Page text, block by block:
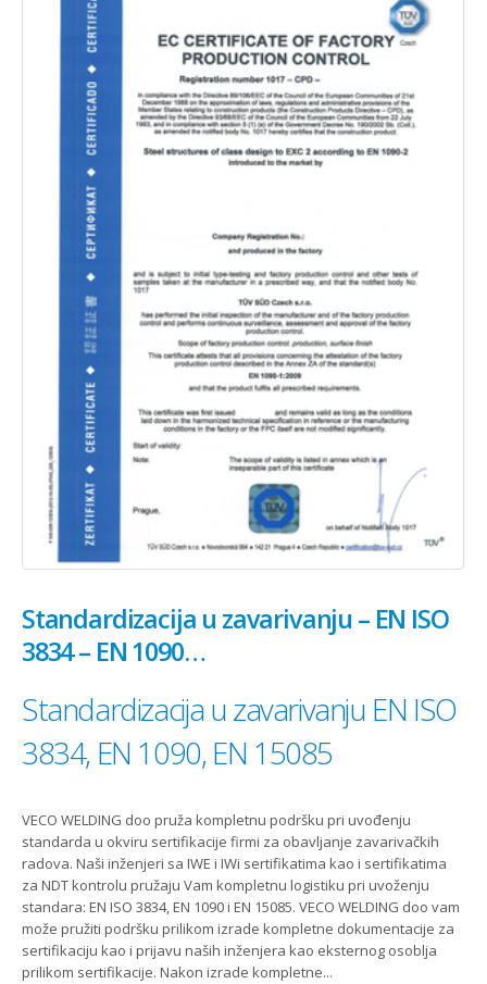
Standardizacija u zavarivanju – EN ISO
3834 – EN 1090…
Standardizacija u zavarivanju EN ISO
3834, EN 1090, EN 15085
VECO WELDING doo pruža kompletnu podršku pri uvođenju
standarda u okviru sertifikacije firmi za obavljanje zavarivačkih
radova. Naši inženjeri sa IWE i IWi sertifikatima kao i sertifikatima
za NDT kontrolu pružaju Vam kompletnu logistiku pri uvoženju
standara: EN ISO 3834, EN 1090 i EN 15085. VECO WELDING doo vam
može pružiti podršku prilikom izrade kompletne dokumentacije za
sertifikaciju kao i prijavu naših inženjera kao eksternog osoblja
prilikom sertifikacije. Nakon izrade kompletne...